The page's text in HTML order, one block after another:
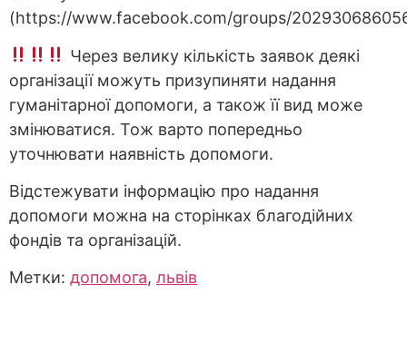
(https://www.facebook.com/groups/
Через велику кількість заявок деякі
організації можуть призупиняти надання
гуманітарної допомоги, а також її вид може
змінюватися. Тож варто попередньо
уточнювати наявність допомоги.
Відстежувати інформацію про надання
допомоги можна на сторінках благодійних
фондів та організацій.
Метки: допомога, львів